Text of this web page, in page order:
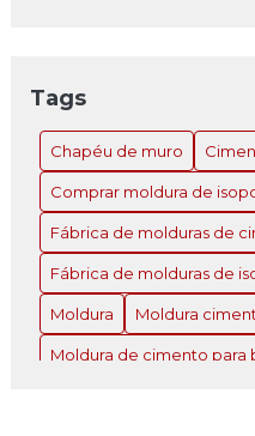
Chapéu de Muro de
Instalar o Ideal para Sua
Chapéu de Muro de
Instalar o Ideal para Sua
Chapéu de Muro de
Instalar o Ideal para Sua
Chapéu de Muro de
Tags
Chapéu de muro
Comprar moldura de
Fábrica de molduras de
Fábrica de molduras de
Moldura Moldura
Moldura de cimento para